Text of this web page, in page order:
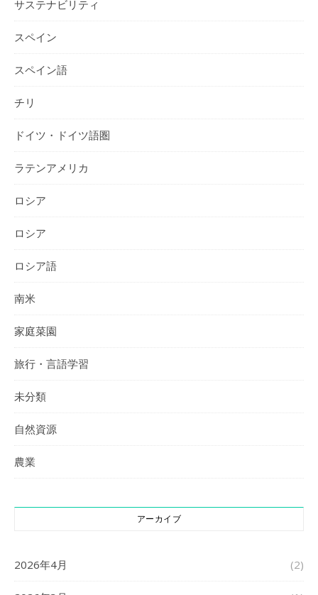
サステナビリティ
スペイン
スペイン語
チリ
ドイツ・ドイツ語圏
ラテンアメリカ
ロシア
ロシア
ロシア語
南米
家庭菜園
旅行・言語学習
未分類
自然資源
農業
アーカイブ
2026年4月 (2)